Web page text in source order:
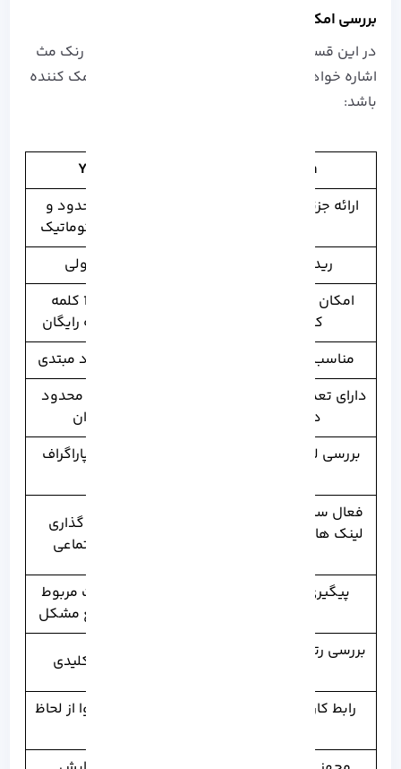
بررسی امکانات یواست و رنک مث سئو
در این قسمت به برخی دیگر از امکانات یواست و رنک مث
اشاره خواهیم کرد که در انتخاب شما می تواند کمک کننده
باشد:
Rank Math
Yoast SEO
ارائه جزئیات کامل و نکات
ارائه جزئیات محدود و
همگام سازی اتوماتیک
ریدایرکت رایگان
ریدایرکت پولی
کلیدی رایگان
افزودن فقط 1 کلمه
کلیدی در نسخه رایگان
مناسب برای حرفه ای ها
مناسب برای افراد مبتدی
دارای تعداد ابزار های متنوع
در پیشخوان
تعداد ابزار های محدود
در پیشخوان
بررسی لحظه به لحظه رتبه
تجزیه و تحلیل پاراگراف
فعال سازی گزینه باز کردن
لینک های خارجی در صفحه
امکان اشتراک گذاری
شکه های اجتماعی
پیگیری سریع وضعیت
ارائه پیشنهادات مربوط
به سئو برای رفع مشکل
بررسی رتبه کلمات کلیدی در
تراکم کلمات کلیدی
رابط کاربری ساده و کاربر
بررسی متن محتوا از لحاظ